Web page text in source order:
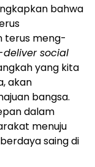
bahwa
terus meng-
deliver social
yang kita
akan
bangsa.
dalam
menuju
saing di